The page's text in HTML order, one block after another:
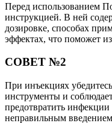
Перед использованием
инструкцией. В ней
дозировке, способах
эффектах, что поможет
СОВЕТ №2
При инъекциях
инструменты и
предотвратить
неправильным